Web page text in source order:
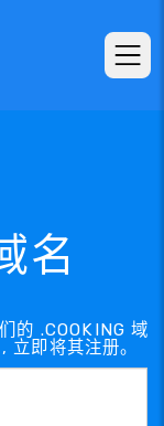
名
的 .COOKING 域
立即将其注册。